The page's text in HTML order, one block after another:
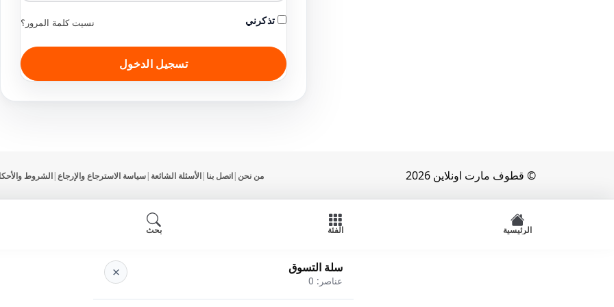
تذكرني نسيت كلمة المرور؟
تسجيل الدخول
© قطوف مارت اونلاين 2026 من نحن |اتصل بنا |الأسئلة الشائعة |سياسة الاسترجاع والإرجاع |الشروط
الرئيسية الفئة بحث
سلة التسوق
عناصر: 0
×